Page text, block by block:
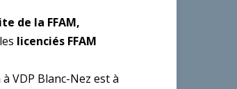
de la FFAM,
licenciés FFAM
à VDP Blanc-Nez est à